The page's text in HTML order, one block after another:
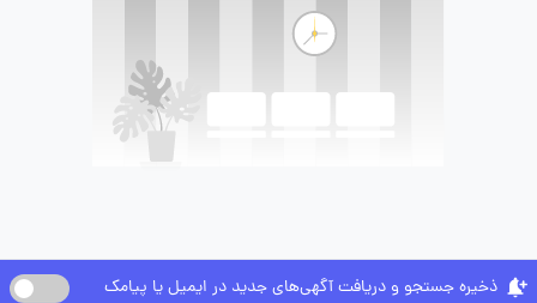
ذخیره جستجو و دریافت آگهی‌های جدید در ایمیل یا پیامک